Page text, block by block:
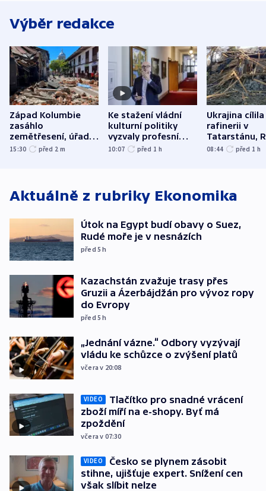
Výběr redakce
Západ Kolumbie
zasáhlo
zemětřesení, úřady
hlásí přes sto obětí
15:30 před 2 m
Ke stažení vládní
kulturní politiky
vyzvaly profesní
organizace, spolky i
10:07 před 1 h
Ukrajina cílila
rafinerii v
Tatarstánu,
útočilo na
08:44 před 1 h
Aktuálně z rubriky Ekonomika
Útok na Egypt budí obavy o Suez,
Rudé moře je v nesnázích
před 5h
Kazachstán zvažuje trasy přes
Gruzii a Ázerbájdžán pro vývoz ropy
do Evropy
před 5h
„Jednání vázne.“ Odbory vyzývají
vládu ke schůzce o zvýšení platů
včera v 20:08
VIDEO
Tlačítko pro snadné vrácení
zboží míří na e-shopy. Byť má
zpoždění
včera v 07:30
VIDEO
Česko se plynem zásobit
stihne, ujišťuje expert. Snížení cen
však slíbit nelze